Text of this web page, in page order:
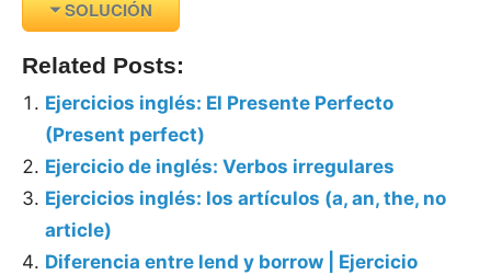
SOLUCIÓN
Related Posts:
Ejercicios inglés: El Presente Perfecto
(Present perfect)
Ejercicio de inglés: Verbos irregulares
Ejercicios inglés: los artículos (a, an, the, no
article)
Diferencia entre lend y borrow | Ejercicio